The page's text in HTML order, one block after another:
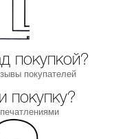
покупкой?
покупателей
покупку?